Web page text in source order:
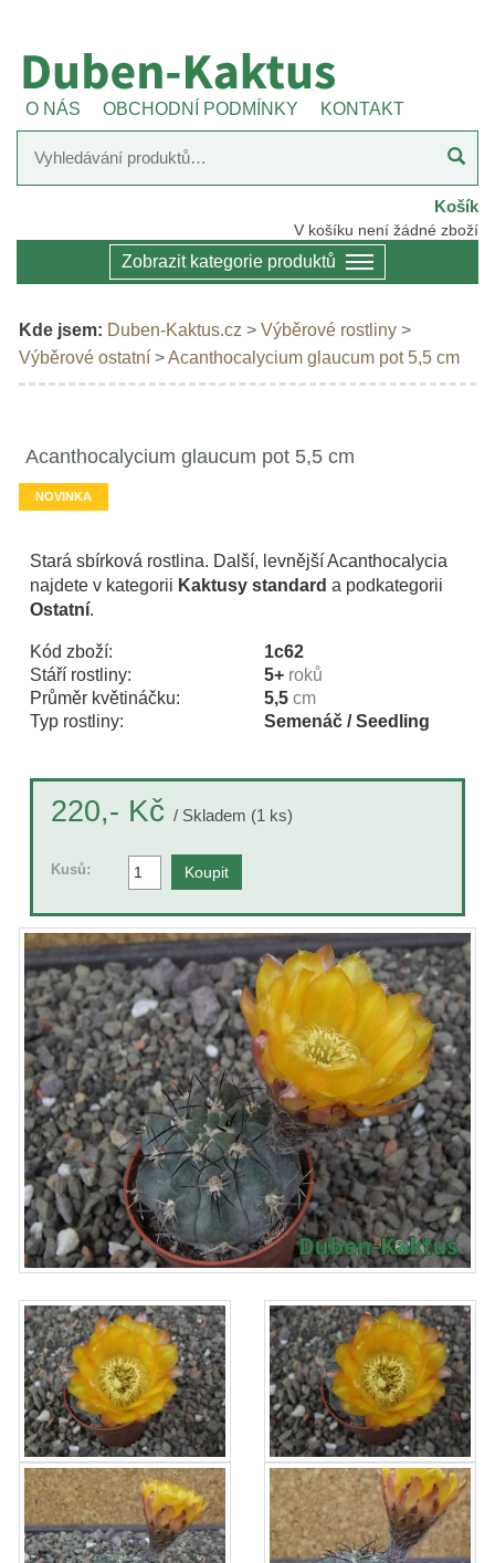
O NÁS OBCHODNÍ PODMÍNKY KONTAKT
Košík
V košíku není žádné zboží
Zobrazit kategorie produktů
Kde jsem: Duben-Kaktus.cz > Výběrové rostliny >
Výběrové ostatní >Acanthocalycium glaucum pot 5,5 cm
Acanthocalycium glaucum pot 5,5 cm
NOVINKA
Stará sbírková rostlina. Další, levnější Acanthocalycia
najdete v kategorii Kaktusy standard a podkategorii
Ostatní.
Kód zboží:
1c62
Stáří rostliny:
5+ roků
Průměr květináčku:
5,5 cm
Typ rostliny:
Semenáč / Seedling
220,- Kč / Skladem (1 ks)
Kusů: